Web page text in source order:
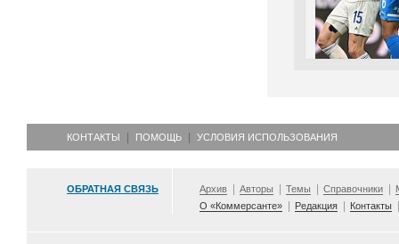
КОНТАКТЫ ПОМОЩЬ УСЛОВИЯ ИСПОЛЬЗОВАНИЯ
ОБРАТНАЯ СВЯЗЬ Архив Авторы Темы Справочники
О «Коммерсанте»
Редакция Контакты